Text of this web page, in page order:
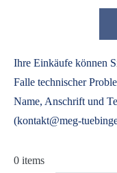
Ihre Einkäufe können
Falle technischer
Name, Anschrift und
(kontakt@meg-
0 items